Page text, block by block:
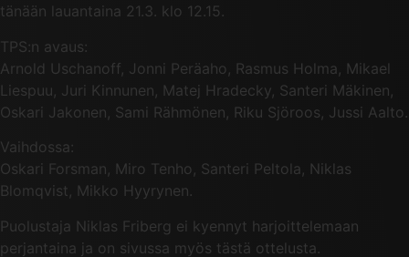
tänään lauantaina 21.3. klo 12.15.
TPS:n avaus:
Arnold Uschanoff, Jonni Peräaho, Rasmus Holma, Mikael
Liespuu, Juri Kinnunen, Matej Hradecky, Santeri Mäkinen,
Oskari Jakonen, Sami Rähmönen, Riku Sjöroos, Jussi Aalto.
Vaihdossa:
Oskari Forsman, Miro Tenho, Santeri Peltola, Niklas
Blomqvist, Mikko Hyyrynen.
Puolustaja Niklas Friberg ei kyennyt harjoittelemaan
perjantaina ja on sivussa myös tästä ottelusta.